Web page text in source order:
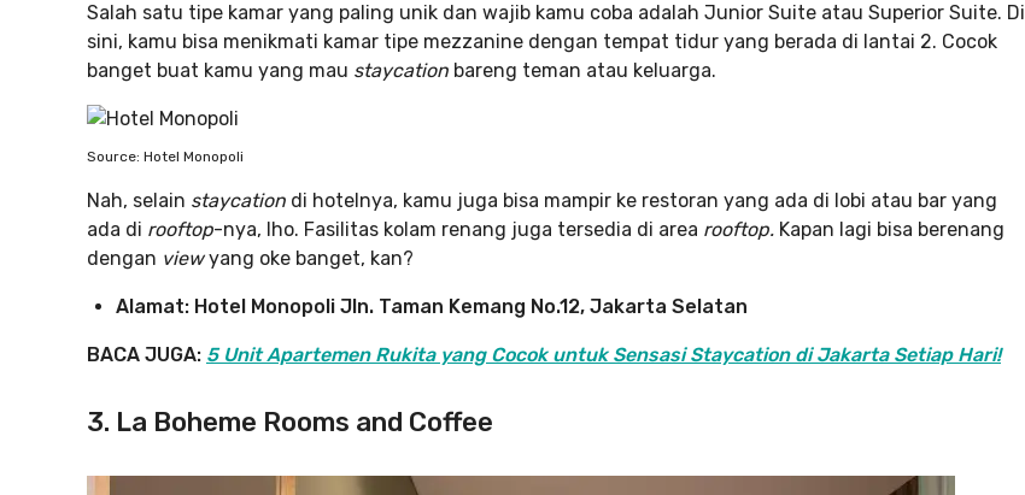
Salah satu tipe kamar yang paling unik dan wajib kamu coba adalah Junior Suite atau Superior Suite. Di
sini, kamu bisa menikmati kamar tipe mezzanine dengan tempat tidur yang berada di lantai 2. Cocok
banget buat kamu yang mau staycation bareng teman atau keluarga.
Source: Hotel Monopoli
Nah, selain staycation di hotelnya, kamu juga bisa mampir ke restoran yang ada di lobi atau bar yang
ada di rooftop-nya, lho. Fasilitas kolam renang juga tersedia di area rooftop. Kapan lagi bisa berenang
dengan viewyang oke banget, kan?
Alamat: Hotel Monopoli Jln. Taman Kemang No.12, Jakarta Selatan
BACA JUGA: 5 Unit Apartemen Rukita yang Cocok untuk Sensasi Staycation di Jakarta Setiap Hari!
3. La Boheme Rooms and Coffee